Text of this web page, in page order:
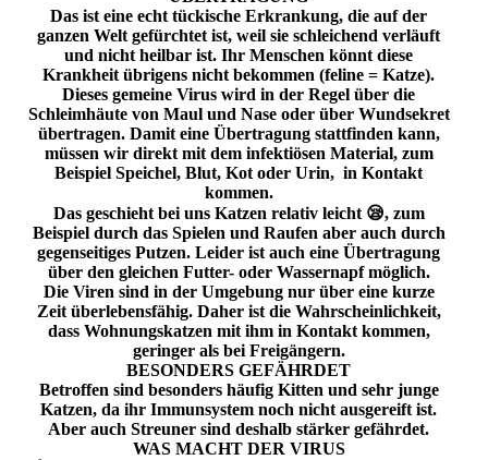
Das ist eine echt tückische Erkrankung, die auf der
ganzen Welt gefürchtet ist, weil sie schleichend verläuft
und nicht heilbar ist. Ihr Menschen könnt diese
Krankheit übrigens nicht bekommen (feline = Katze).
Dieses gemeine Virus wird in der Regel über die
Schleimhäute von Maul und Nase oder über Wundsekret
übertragen. Damit eine Übertragung stattfinden kann,
müssen wir direkt mit dem infektiösen Material, zum
Beispiel Speichel, Blut, Kot oder Urin, in Kontakt
kommen.
Das geschieht bei uns Katzen relativ leicht 😪, zum
Beispiel durch das Spielen und Raufen aber auch durch
gegenseitiges Putzen. Leider ist auch eine Übertragung
über den gleichen Futter- oder Wassernapf möglich.
Die Viren sind in der Umgebung nur über eine kurze
Zeit überlebensfähig. Daher ist die Wahrscheinlichkeit,
dass Wohnungskatzen mit ihm in Kontakt kommen,
geringer als bei Freigängern.
BESONDERS GEFÄHRDET
Betroffen sind besonders häufig Kitten und sehr junge
Katzen, da ihr Immunsystem noch nicht ausgereift ist.
Aber auch Streuner sind deshalb stärker gefährdet.
WAS MACHT DER VIRUS